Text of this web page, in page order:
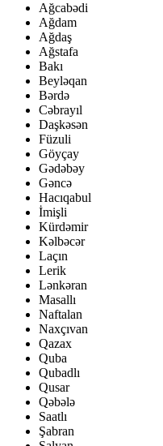
Ağcabədi
Ağdam
Ağdaş
Ağstafa
Bakı
Beyləqan
Bərdə
Cəbrayıl
Daşkəsən
Füzuli
Göyçay
Gədəbəy
Gəncə
Hacıqabul
İmişli
Kürdəmir
Kəlbəcər
Laçın
Lerik
Lənkəran
Masallı
Naftalan
Naxçıvan
Qazax
Quba
Qubadlı
Qusar
Qəbələ
Saatlı
Şabran